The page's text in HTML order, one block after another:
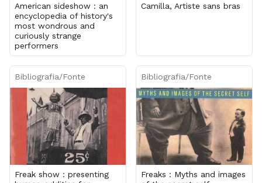
American sideshow : an
encyclopedia of history's
most wondrous and
curiously strange
performers
Camilla, Artiste sans bras
Bibliografia/Fonte
Freak show : presenting
Bibliografia/Fonte
Freaks : Myths and images